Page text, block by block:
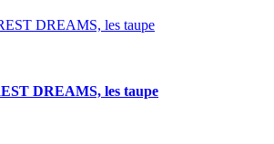
DREAMS, les taupe